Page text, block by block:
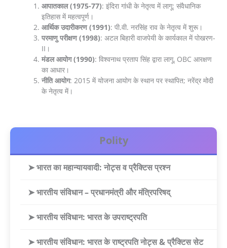
आपातकाल (1975-77): इंदिरा गांधी के नेतृत्व में लागू; संवैधानिक
इतिहास में महत्वपूर्ण।
आर्थिक उदारीकरण (1991): पी.वी. नरसिंह राव के नेतृत्व में शुरू।
परमाणु परीक्षण (1998): अटल बिहारी वाजपेयी के कार्यकाल में पोखरण-
II।
मंडल आयोग (1990): विश्वनाथ प्रताप सिंह द्वारा लागू, OBC आरक्षण
का आधार।
नीति आयोग: 2015 में योजना आयोग के स्थान पर स्थापित; नरेंद्र मोदी
के नेतृत्व में।
Polity
➤ भारत का महान्यायवादी: नोट्स व प्रैक्टिस प्रश्न
➤ भारतीय संविधान – प्रधानमंत्री और मंत्रिपरिषद्
➤ भारतीय संविधान: भारत के उपराष्ट्रपति
➤ भारतीय संविधान: भारत के राष्ट्रपति नोट्स & प्रैक्टिस सेट